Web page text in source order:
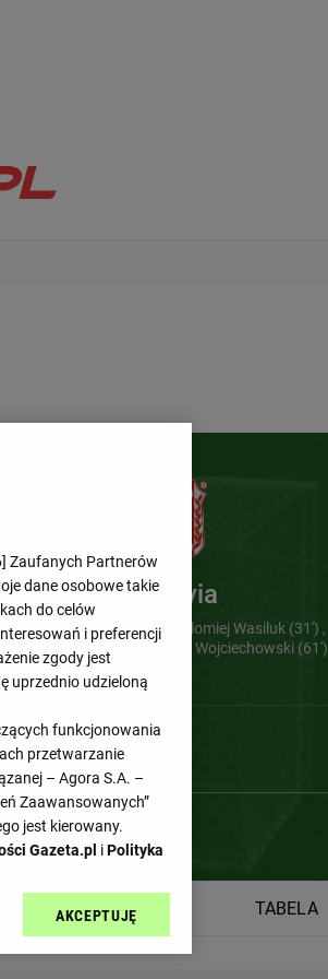
Resovia
Dawid Kubowicz (3') , Bartlomiej Wasiluk (31')
Rafal Mikulec (52') , Paweł Wojciechowski (61')
TABELA
] Zaufanych Partnerów
dane osobowe takie
do celów
i preferencji
zgody jest
uprzednio udzieloną
funkcjonowania
przetwarzanie
– Agora S.A. –
Zaawansowanych”
jest kierowany.
Gazeta.pl iPolityka
sp. z o.o., jej
AKCEPTUJĘ